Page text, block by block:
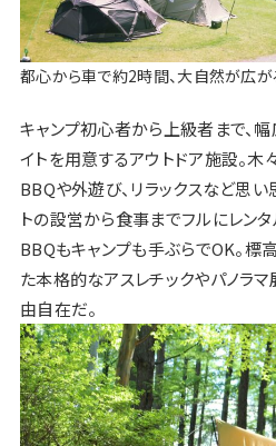
都心から車で約2時間、大自然が広が
キャンプ初心者から上級者まで、
イトを用意するアウトドア施設。木
BBQや外遊び、リラックスなど思
トの設営から食事までフルにレンタ
BBQもキャンプも手ぶらでOK。
た本格的なアスレチックやパノラ
由自在だ。